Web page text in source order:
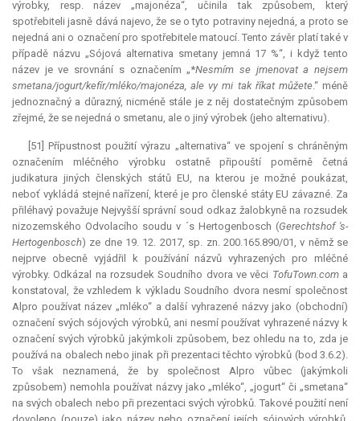
výrobky, resp. název „majonéza“, učinila tak způsobem, který
spotřebiteli jasně dává najevo, že se o tyto potraviny nejedná, a proto se
nejedná ani o označení pro spotřebitele matoucí. Tento závěr platí také v
případě názvu „Sójová alternativa smetany jemná 17 %“, i když tento
název je ve srovnání s označením „*Nesmím se jmenovat a nejsem
smetana/jogurt/kefír/mléko/majonéza, ale vy mi tak říkat můžete.“ méně
jednoznačný a důrazný, nicméně stále je z něj dostatečným způsobem
zřejmé, že se nejedná o smetanu, ale o jiný výrobek (jeho alternativu).
[51] Přípustnost použití výrazu „alternativa“ ve spojení s chráněným
označením mléčného výrobku ostatně připouští poměrně četná
judikatura jiných členských států EU, na kterou je možné poukázat,
neboť vykládá stejné nařízení, které je pro členské státy EU závazné. Za
přiléhavý považuje Nejvyšší správní soud odkaz žalobkyně na rozsudek
nizozemského Odvolacího soudu v ´s Hertogenbosch (Gerechtshof 's-
Hertogenbosch) ze dne 19. 12. 2017, sp. zn. 200.165.890/01, v němž se
nejprve obecně vyjádřil k používání názvů vyhrazených pro mléčné
výrobky. Odkázal na rozsudek Soudního dvora ve věci TofuTown.coma
konstatoval, že vzhledem k výkladu Soudního dvora nesmí společnost
Alpro používat název „mléko“ a další vyhrazené názvy jako (obchodní)
označení svých sójových výrobků, ani nesmí používat vyhrazené názvy k
označení svých výrobků jakýmkoli způsobem, bez ohledu na to, zda je
používá na obalech nebo jinak při prezentaci těchto výrobků (bod 3.6.2).
To však neznamená, že by společnost Alpro vůbec (jakýmkoli
způsobem) nemohla používat názvy jako „mléko“, „jogurt“ či „smetana“
na svých obalech nebo při prezentaci svých výrobků. Takové použití není